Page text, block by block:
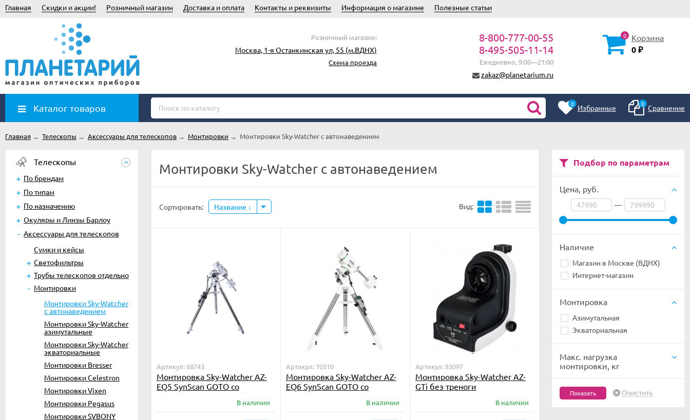
Главная Скидки и акции! Розничный магазин Доставка и оплата Контакты и реквизиты Информация о магазине Полезные статьи
Розничный магазин:
Москва, 1-я Останкинская ул, 55 (м.ВДНХ)
Схема проезда
8-800-777-00-55
8-495-505-11-14
Ежедневно, 9:00—21:00
zakaz@planetarium.ru
0 Корзина
0 ₽
Каталог товаров 0 Избранные 0 Сравнение
Главная → Телескопы → Аксессуары для телескопов → Монтировки → Монтировки Sky-Watcher с автонаведением
Подбор по параметрам
Цена, руб.
—
Наличие
Магазин в Москве (ВДНХ)
Интернет-магазин
Монтировка
Азимутальная
Экваториальная
Макс. нагрузка
монтировки, кг
Очистить
Телескопы
По брендам
По типам
По назначению
Окуляры и Линзы Барлоу
Аксессуары для телескопов
Сумки и кейсы
Светофильтры
Трубы телескопов отдельно
Монтировки
Монтировки Sky-Watcher
с автонаведением
Монтировки Sky-Watcher
азимутальные
Монтировки Sky-Watcher
экваториальные
Монтировки Bresser
Монтировки Celestron
Монтировки Vixen
Монтировки Pegasus
Монтировки SVBONY
Монтировки Sky-Watcher с автонаведением
Сортировать: Название Вид:
Артикул: 68743
Монтировка Sky-Watcher AZ-
EQ5 SynScan GOTO со
В наличии
Артикул: 70510
Монтировка Sky-Watcher AZ-
EQ6 SynScan GOTO со
В наличии
Артикул: 83097
Монтировка Sky-Watcher AZ-
GTi без треноги
В наличии